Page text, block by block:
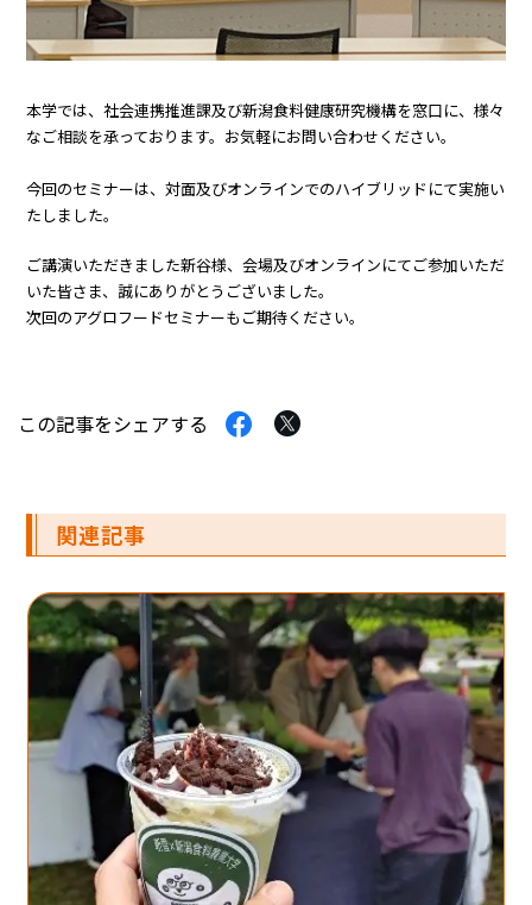
本学では、社会連携推進課及び新潟食料健康研究機構を窓口に、様々
なご相談を承っております。お気軽にお問い合わせください。
今回のセミナーは、対面及びオンラインでのハイブリッドにて実施い
たしました。
ご講演いただきました新谷様、会場及びオンラインにてご参加いただ
いた皆さま、誠にありがとうございました。
次回のアグロフードセミナーもご期待ください。
この記事をシェアする Facebook
ア
る
Twitter
ア
る
関連記事